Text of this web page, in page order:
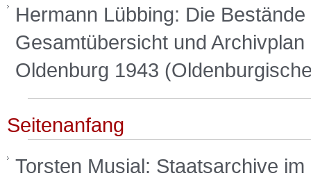
Hermann Lübbing: Die
Gesamtübersicht und
Oldenburg 1943
Seitenanfang
Torsten Musial: Staatsarchive